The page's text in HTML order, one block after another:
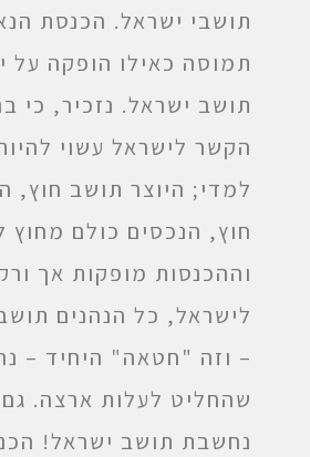
תושבי ישראל. הכנסת
תמוסה כאילו הופקה על
תושב ישראל. נזכיר, כי
הקשר לישראל עשוי
למדי; היוצר תושב חוץ,
חוץ, הנכסים כולם מחוץ
וההכנסות מופקות אך
לישראל, כל הנהנים
– וזה "חטאה" היחיד –
שהחליט לעלות ארצה. גם
נחשבת תושב ישראל!